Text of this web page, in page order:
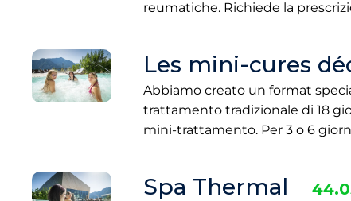
reumatiche. Richiede la
Les mini-cures
Abbiamo creato un format
trattamento tradizionale di 18
mini-trattamento. Per 3 o 6
Spa Thermal